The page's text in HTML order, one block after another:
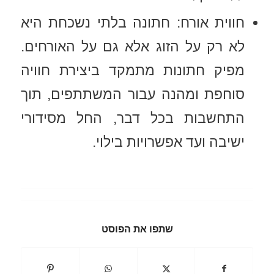
חווית אורח: חתונה בלתי נשכחת היא
לא רק על הזוג אלא גם על האורחים.
מפיק חתונות מתמקד ביצירת חוויה
סוחפת ומהנה עבור המשתתפים, תוך
התחשבות בכל דבר, החל מסידורי
ישיבה ועד אפשרויות בילוי.
שתפו את הפוסט